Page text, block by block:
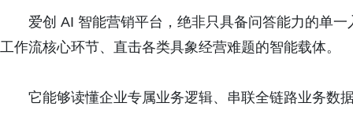
爱创 AI 智能营销平台，绝非只具备问答能力的单
工作流核心环节、直击各类具象经营难题的智能载体。
它能够读懂企业专属业务逻辑、串联全链路业务数